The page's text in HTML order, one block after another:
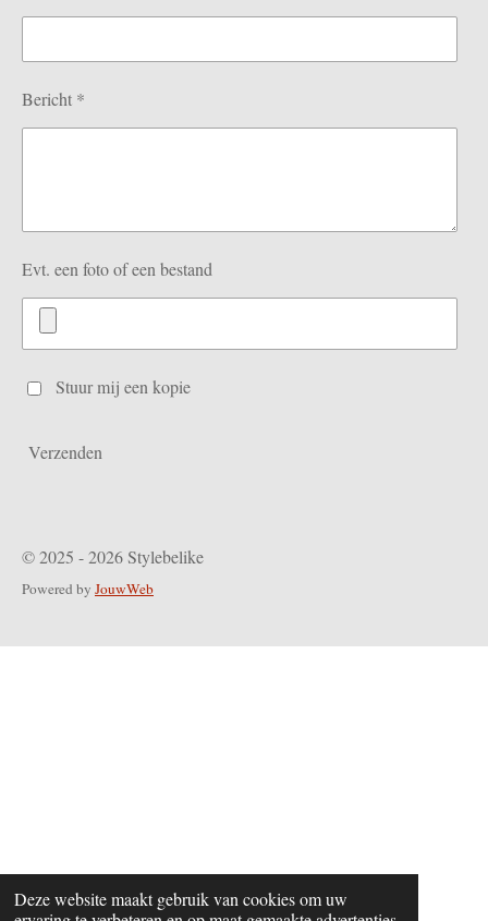
Deze website maakt gebruik van cookies om uw
Bericht *
Evt. een foto of een bestand
Stuur mij een kopie
Verzenden
© 2025 - 2026 Stylebelike
Powered by JouwWeb